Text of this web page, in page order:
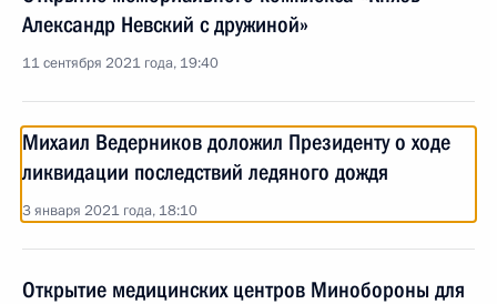
Александр Невский с дружиной»
11 сентября 2021 года, 19:40
Михаил Ведерников доложил Президенту о ходе
ликвидации последствий ледяного дождя
3 января 2021 года, 18:10
Открытие медицинских центров Минобороны для